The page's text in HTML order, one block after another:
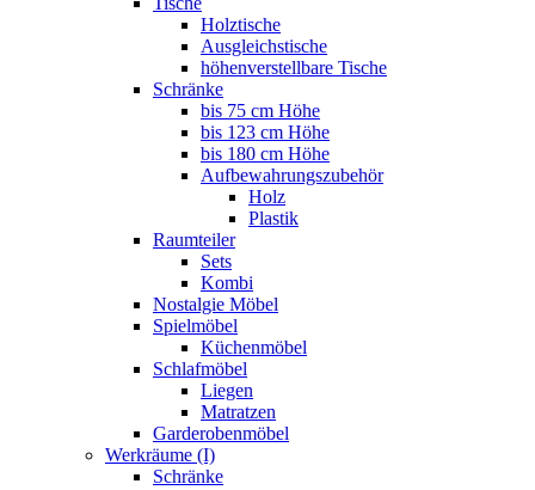
Holztische
Ausgleichstische
höhenverstellbare Tische
Schränke
bis 75 cm Höhe
bis 123 cm Höhe
bis 180 cm Höhe
Aufbewahrungszubehör
Holz
Plastik
Raumteiler
Sets
Kombi
Nostalgie Möbel
Spielmöbel
Küchenmöbel
Schlafmöbel
Liegen
Matratzen
Garderobenmöbel
Werkräume (I)
Schränke